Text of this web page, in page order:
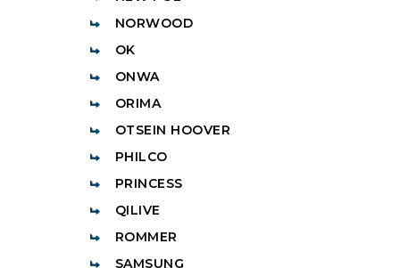
NORWOOD
OK
ONWA
ORIMA
OTSEIN HOOVER
PHILCO
PRINCESS
QILIVE
ROMMER
SAMSUNG